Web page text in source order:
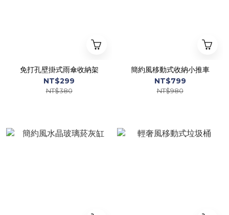
免打孔壁掛式雨傘收納架
NT$299
NT$380
簡約風移動式收納小推車
NT$799
NT$980